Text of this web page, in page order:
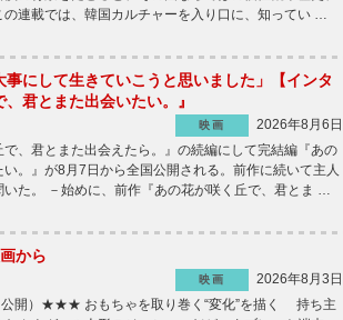
の連載では、韓国カルチャーを入り口に、知ってい …
にして生きていこうと思いました」【インタ
君とまた出会いたい。』
映画
2026年8月6日
、君とまた出会えたら。』の続編にして完結編『あの
。』が8月7日から全国公開される。前作に続いて主人
た。 －始めに、前作『あの花が咲く丘で、君とま …
から
映画
2026年8月3日
公開）★★★ おもちゃを取り巻く“変化”を描く 持ち主